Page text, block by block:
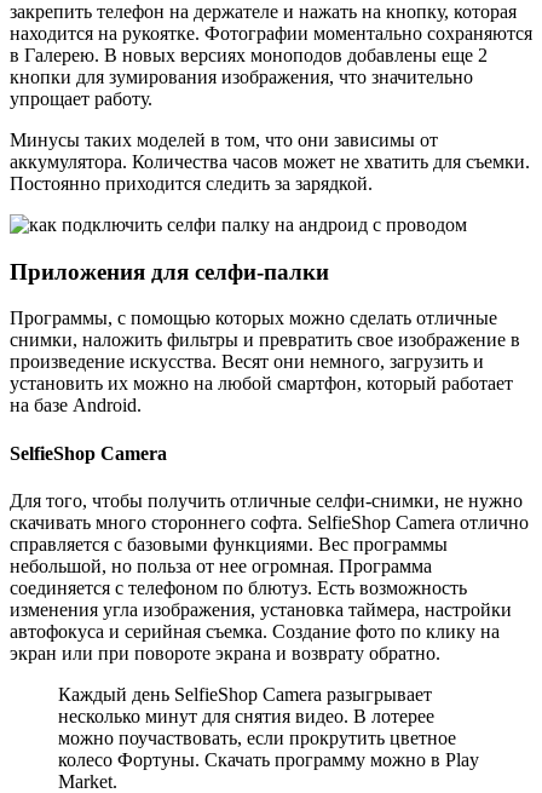
закрепить телефон на держателе и нажать на кнопку, которая
находится на рукоятке. Фотографии моментально сохраняются
в Галерею. В новых версиях моноподов добавлены еще 2
кнопки для зумирования изображения, что значительно
упрощает работу.
Минусы таких моделей в том, что они зависимы от
аккумулятора. Количества часов может не хватить для съемки.
Постоянно приходится следить за зарядкой.
Приложения для селфи-палки
Программы, с помощью которых можно сделать отличные
снимки, наложить фильтры и превратить свое изображение в
произведение искусства. Весят они немного, загрузить и
установить их можно на любой смартфон, который работает
на базе Android.
SelfieShop Camera
Для того, чтобы получить отличные селфи-снимки, не нужно
скачивать много стороннего софта. SelfieShop Camera отлично
справляется с базовыми функциями. Вес программы
небольшой, но польза от нее огромная. Программа
соединяется с телефоном по блютуз. Есть возможность
изменения угла изображения, установка таймера, настройки
автофокуса и серийная съемка. Создание фото по клику на
экран или при повороте экрана и возврату обратно.
Каждый день SelfieShop Camera разыгрывает
несколько минут для снятия видео. В лотерее
можно поучаствовать, если прокрутить цветное
колесо Фортуны. Скачать программу можно в Play
Market.